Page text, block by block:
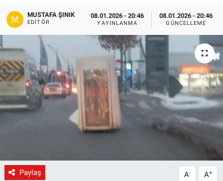
MUSTAFA ŞINIK
EDITÖR
08.01.2026 - 20:46
YAYINLANMA
08.01.2026 - 20:46
GÜNCELLEME
Paylaş A- A+
Magazin
Politika
Resmi İlanlar
Sağlık
Siyaset
Yerel